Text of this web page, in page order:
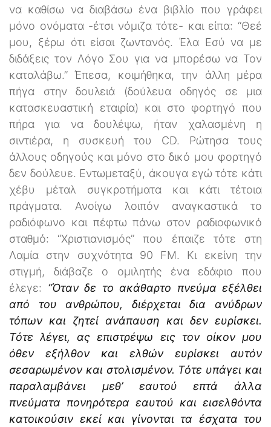
να καθίσω να διαβάσω ένα βιβλίο που γράφει
μόνο ονόματα -έτσι νόμιζα τότε- και είπα: “Θεέ
μου, ξέρω ότι είσαι ζωντανός. Έλα Εσύ να με
διδάξεις τον Λόγο Σου για να μπορέσω να Τον
καταλάβω.” Έπεσα, κοιμήθηκα, την άλλη μέρα
πήγα στην δουλειά (δούλευα οδηγός σε μια
κατασκευαστική εταιρία) και στο φορτηγό που
πήρα για να δουλέψω, ήταν χαλασμένη η
σιντιέρα, η συσκευή του CD. Ρώτησα τους
άλλους οδηγούς και μόνο στο δικό μου φορτηγό
δεν δούλευε. Εντωμεταξύ, άκουγα εγώ τότε κάτι
χέβυ μέταλ συγκροτήματα και κάτι τέτοια
πράγματα. Ανοίγω λοιπόν αναγκαστικά το
ραδιόφωνο και πέφτω πάνω στον ραδιοφωνικό
σταθμό: “Χριστιανισμός” που έπαιζε τότε στη
Λαμία στην συχνότητα 90 FM. Κι εκείνη την
στιγμή, διάβαζε ο ομιλητής ένα εδάφιο που
έλεγε: “Όταν δε το ακάθαρτο πνεύμα εξέλθει
από του ανθρώπου, διέρχεται δια ανύδρων
τόπων και ζητεί ανάπαυση και δεν ευρίσκει.
Τότε λέγει, ας επιστρέψω εις τον οίκον μου
όθεν εξήλθον και ελθών ευρίσκει αυτόν
σεσαρωμένον και στολισμένον. Τότε υπάγει και
παραλαμβάνει μεθ’ εαυτού επτά άλλα
πνεύματα πονηρότερα εαυτού και εισελθόντα
κατοικούσιν εκεί και γίνονται τα έσχατα του